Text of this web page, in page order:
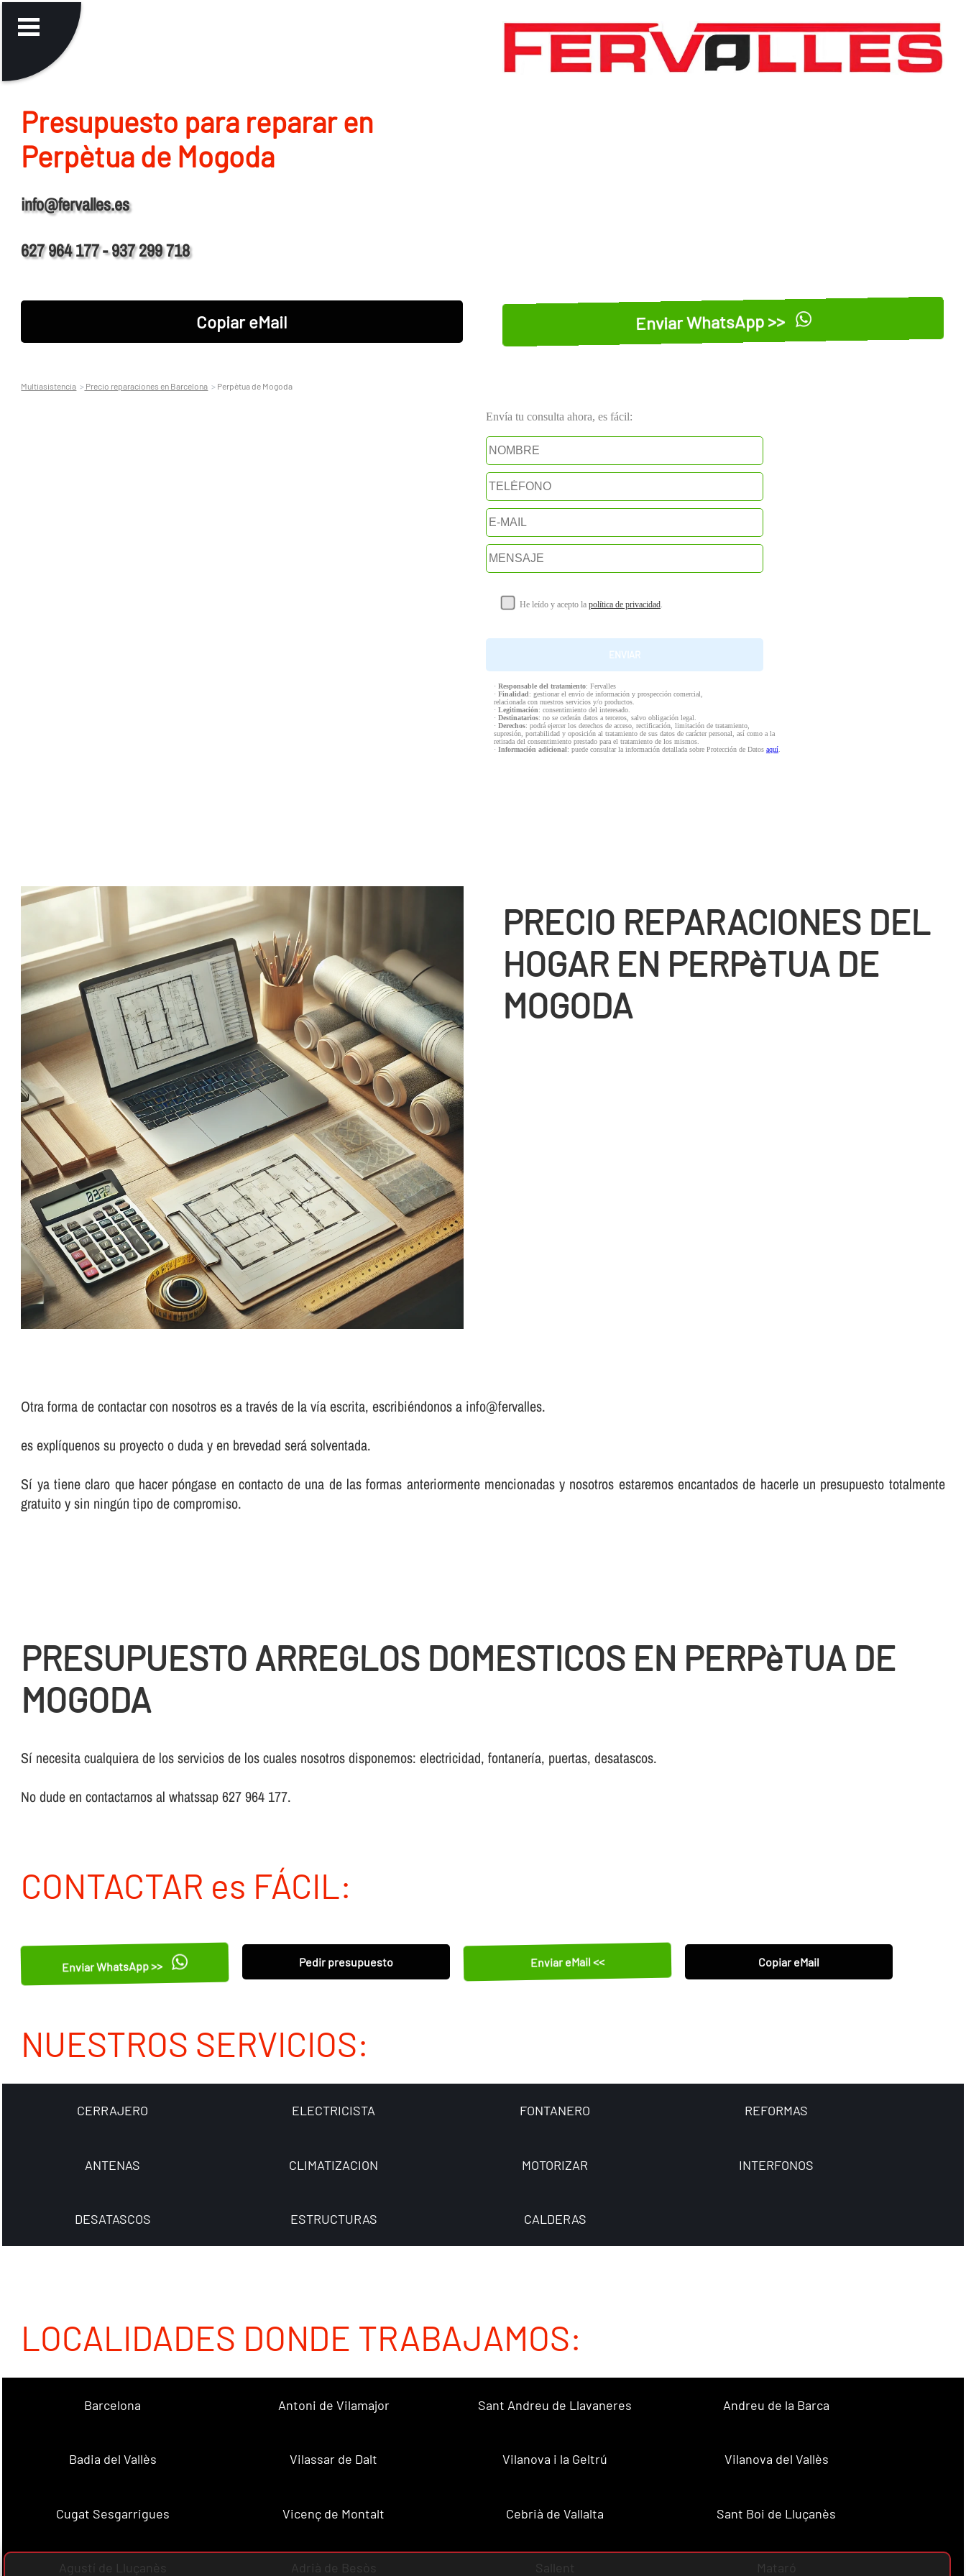
Presupuesto para reparar en
Perpètua de Mogoda
info@fervalles.es
627 964 177 - 937 299 718
Copiar eMail Enviar WhatsApp >>
Multiasistencia Precio reparaciones en Barcelona Perpètua de Mogoda
Envía tu consulta ahora, es fácil:
He leído y acepto la política de privacidad.
· Responsable del tratamiento: Fervalles
· Finalidad: gestionar el envío de información y prospección comercial,
relacionada con nuestros servicios y/o productos.
· Legitimación: consentimiento del interesado.
· Destinatarios: no se cederán datos a terceros, salvo obligación legal.
· Derechos: podrá ejercer los derechos de acceso, rectificación, limitación de tratamiento,
supresión, portabilidad y oposición al tratamiento de sus datos de carácter personal, así como a la
retirada del consentimiento prestado para el tratamiento de los mismos.
· Información adicional: puede consultar la información detallada sobre Protección de Datos aquí.
PRECIO REPARACIONES DEL
HOGAR EN PERPèTUA DE
MOGODA
Otra forma de contactar con nosotros es a través de la vía escrita, escribiéndonos a info@fervalles.
es explíquenos su proyecto o duda y en brevedad será solventada.
Sí ya tiene claro que hacer póngase en contacto de una de las formas anteriormente mencionadas y nosotros estaremos encantados de hacerle un presupuesto totalmente
gratuito y sin ningún tipo de compromiso.
PRESUPUESTO ARREGLOS DOMESTICOS EN PERPèTUA DE
MOGODA
Sí necesita cualquiera de los servicios de los cuales nosotros disponemos: electricidad, fontanería, puertas, desatascos.
No dude en contactarnos al whatssap 627 964 177.
CONTACTAR es FÁCIL:
Enviar WhatsApp >> Pedir presupuesto Enviar eMail << Copiar eMail
NUESTROS SERVICIOS:
CERRAJERO ELECTRICISTA FONTANERO REFORMAS
ANTENAS CLIMATIZACION MOTORIZAR INTERFONOS
DESATASCOS ESTRUCTURAS CALDERAS
LOCALIDADES DONDE TRABAJAMOS:
Barcelona Antoni de Vilamajor Sant Andreu de Llavaneres Andreu de la Barca
Badia del Vallès Vilassar de Dalt Vilanova i la Geltrú Vilanova del Vallès
Cugat Sesgarrigues Vicenç de Montalt Cebrià de Vallalta Sant Boi de Lluçanès
Agustí de Lluçanès Adrià de Besòs Sallent Mataró